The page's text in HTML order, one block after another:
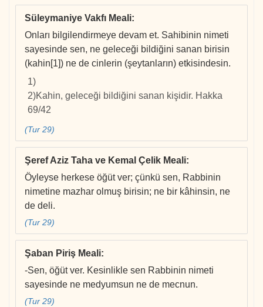
Süleymaniye Vakfı Meali:
Onları bilgilendirmeye devam et. Sahibinin nimeti
sayesinde sen, ne geleceği bildiğini sanan birisin
(kahin[1]) ne de cinlerin (şeytanların) etkisindesin.
1)
2)Kahin, geleceği bildiğini sanan kişidir. Hakka
69/42
(Tur 29)
Şeref Aziz Taha ve Kemal Çelik Meali:
Öyleyse herkese öğüt ver; çünkü sen, Rabbinin
nimetine mazhar olmuş birisin; ne bir kâhinsin, ne
de deli.
(Tur 29)
Şaban Piriş Meali:
-Sen, öğüt ver. Kesinlikle sen Rabbinin nimeti
sayesinde ne medyumsun ne de mecnun.
(Tur 29)